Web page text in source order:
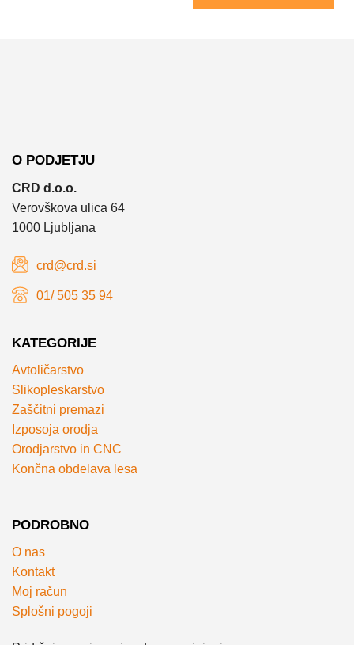
O PODJETJU
CRD d.o.o.
Verovškova ulica 64
1000 Ljubljana
crd@crd.si
01/ 505 35 94
KATEGORIJE
Avtoličarstvo
Slikopleskarstvo
Zaščitni premazi
Izposoja orodja
Orodjarstvo in CNC
Končna obdelava lesa
PODROBNO
O nas
Kontakt
Moj račun
Splošni pogoji